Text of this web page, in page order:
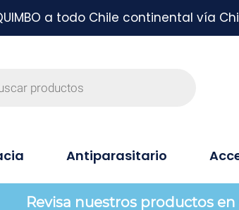
a todo Chile continental vía
Antiparasitario
Revisa nuestros productos en